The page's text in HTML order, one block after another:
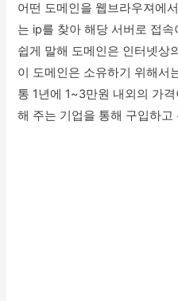
어떤 도메인을 웹브라우져에
는 ip를 찾아 해당 서버로 접
쉽게 말해 도메인은 인터넷상
이 도메인은 소유하기 위해서
통 1년에 1~3만원 내외의 가
해 주는 기업을 통해 구입하고